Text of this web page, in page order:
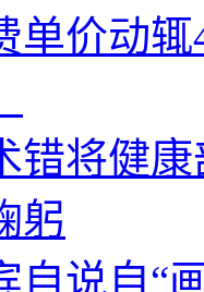
单价动
错将健
躬
自说自“